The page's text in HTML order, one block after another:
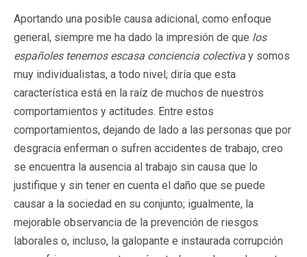
Aportando una posible causa adicional, como enfoque
general, siempre me ha dado la impresión de que los
españoles tenemos escasa conciencia colectiva y somos
muy individualistas, a todo nivel; diría que esta
característica está en la raíz de muchos de nuestros
comportamientos y actitudes. Entre estos
comportamientos, dejando de lado a las personas que por
desgracia enferman o sufren accidentes de trabajo, creo
se encuentra la ausencia al trabajo sin causa que lo
justifique y sin tener en cuenta el daño que se puede
causar a la sociedad en su conjunto; igualmente, la
mejorable observancia de la prevención de riesgos
laborales o, incluso, la galopante e instaurada corrupción